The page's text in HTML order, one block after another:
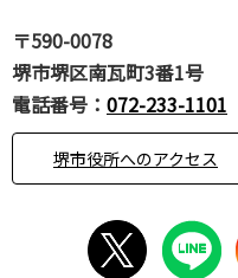
〒590-0078
堺市堺区南瓦町3番1号
電話番号： 072-233-1101
堺市役所へのアクセス